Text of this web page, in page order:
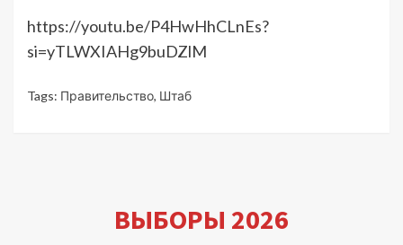
https://youtu.be/P4HwHhCLnEs?
si=yTLWXIAHg9buDZlM
Tags: Правительство, Штаб
ВЫБОРЫ 2026